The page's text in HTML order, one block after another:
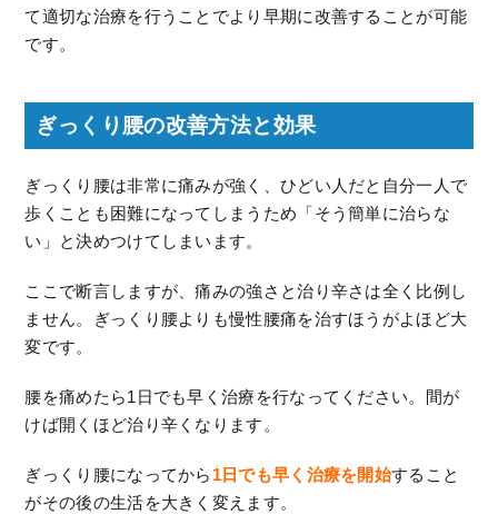
て適切な治療を行うことでより早期に改善することが可能
です。
ぎっくり腰の改善方法と効果
ぎっくり腰は非常に痛みが強く、ひどい人だと自分一人で
歩くことも困難になってしまうため「そう簡単に治らな
い」と決めつけてしまいます。
ここで断言しますが、痛みの強さと治り辛さは全く比例し
ません。ぎっくり腰よりも慢性腰痛を治すほうがよほど大
変です。
腰を痛めたら1日でも早く治療を行なってください。間が
けば開くほど治り辛くなります。
ぎっくり腰になってから 1日でも早く治療を開始すること
がその後の生活を大きく変えます。